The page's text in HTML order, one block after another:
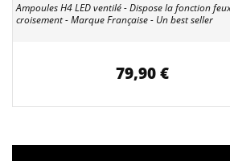
Ampoules H4 LED ventilé - Dispose la fonction
croisement - Marque Française - Un best seller
79,90 €